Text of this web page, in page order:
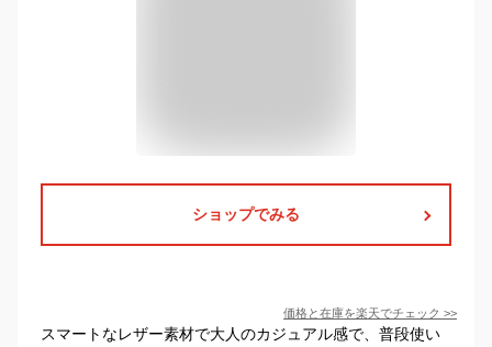
ショップでみる
価格と在庫を楽天でチェック >>
スマートなレザー素材で大人のカジュアル感で、普段使い